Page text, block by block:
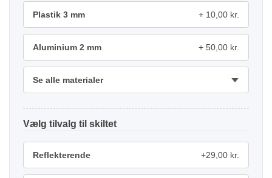
Plastik 3 mm 10,00 kr.
Aluminium 2 mm 50,00 kr.
Se alle materialer
tilvalg
Reflekterende +29,00 kr.